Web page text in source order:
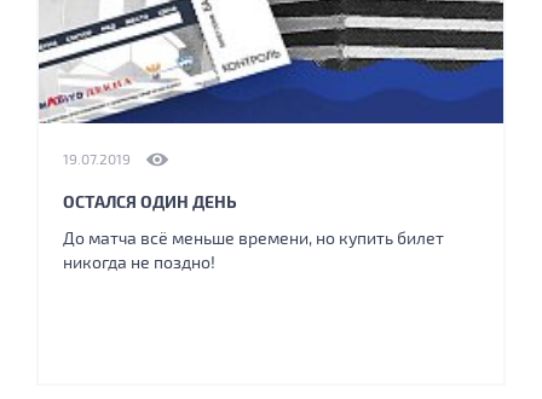
19.07.2019
ОСТАЛСЯ ОДИН ДЕНЬ
До матча всё меньше времени, но купить билет
никогда не поздно!